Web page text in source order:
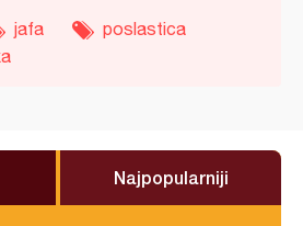
jafa
poslastica
Najpopularniji